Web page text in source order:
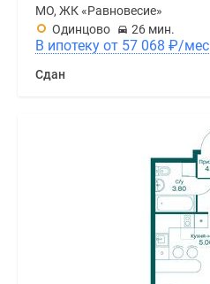
МО, ЖК «Равновесие»
Одинцово
26 мин.
В ипотеку от 57 068 ₽/мес
Сдан